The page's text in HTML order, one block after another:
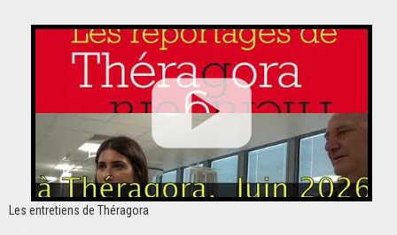
Les entretiens de Théragora